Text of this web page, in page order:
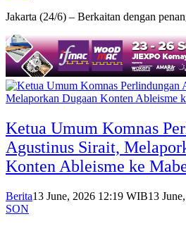
Jakarta (24/6) – Berkaitan dengan
Ketua Umum Komnas
Agustinus Sirait,
Konten Ableisme ke
Berita13 June, 2026 12:19 WIB13
SON